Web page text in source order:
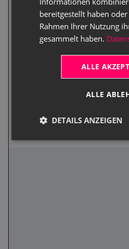
33167
Verbesserungen
bereitgestellt haben
Rahmen Ihrer Nutzung
gesammelt haben.
ALLE
ALLE
DETAILS ANZEIGEN